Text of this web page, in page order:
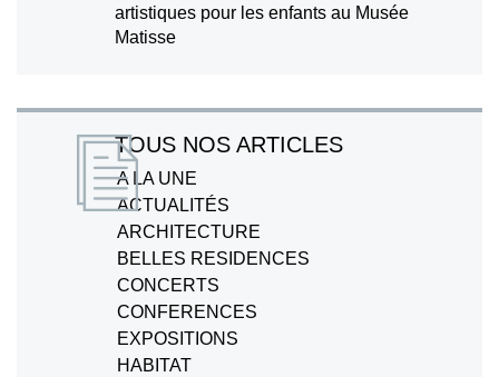
artistiques pour les enfants au Musée
Matisse
TOUS NOS ARTICLES
A LA UNE
ACTUALITÉS
ARCHITECTURE
BELLES RESIDENCES
CONCERTS
CONFERENCES
EXPOSITIONS
HABITAT